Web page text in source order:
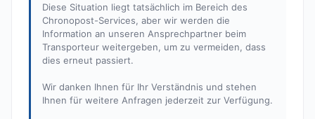
Diese Situation liegt tatsächlich im Bereich des
Chronopost-Services, aber wir werden die
Information an unseren Ansprechpartner beim
Transporteur weitergeben, um zu vermeiden, dass
dies erneut passiert.
Wir danken Ihnen für Ihr Verständnis und stehen
Ihnen für weitere Anfragen jederzeit zur Verfügung.